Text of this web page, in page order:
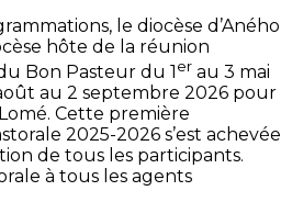
le diocèse d’Aného
hôte de la réunion
Bon Pasteur du 1 er au 3 mai
au 2 septembre 2026 pour
Cette première
2025-2026 s’est achevée
de tous les participants.
à tous les agents